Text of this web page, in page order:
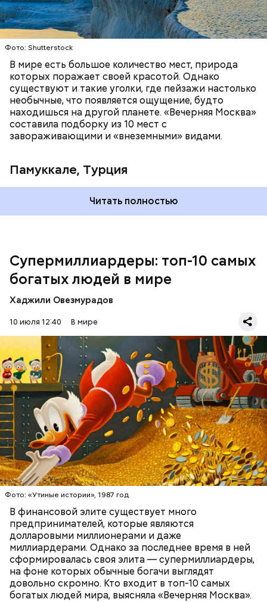
Фото: Shutterstock
В мире есть большое количество мест, природа
которых поражает своей красотой. Однако
существуют и такие уголки, где пейзажи настолько
необычные, что появляется ощущение, будто
находишься на другой планете. «Вечерняя Москва»
составила подборку из 10 мест с
завораживающими и «внеземными» видами.
Памуккале, Турция
Читать полностью
Супермиллиардеры: топ-10 самых
богатых людей в мире
Хаджили Овезмурадов
10 июля 12:40 В мире
Фото: «Утиные истории», 1987 год
В финансовой элите существует много
предпринимателей, которые являются
долларовыми миллионерами и даже
миллиардерами. Однако за последнее время в ней
сформировалась своя элита — супермиллиардеры,
на фоне которых обычные богачи выглядят
довольно скромно. Кто входит в топ-10 самых
богатых людей мира, выясняла «Вечерняя Москва».
Фото: Shutterstock
Амансио Ортега — испанский бизнесмен, который
собственную компанию Inditex, владеющую
многими всемирно известными брендами одежды.
Первоначально это была сеть магазинов Zara,
которая по задумке делала качественную и
стильную одежду по доступным ценам.
Подход Ортеги окупил себя, и Zara со временем
стала популярна во всей Европе и США, а потом и
Pull&Bear, Massimo Dutti, Bershka, Stradivarius и
другие популярные бренды. Бизнесмен сейчас на
пенсии, но при этом продолжает контролировать
акции своей компании. Его состояние оценивается
БОГАТСТВО
БИЗНЕС
ПРЕДПРИНИМАТЕЛИ
МИЛЛИАРДЕРЫ
ДЕНЬГИ